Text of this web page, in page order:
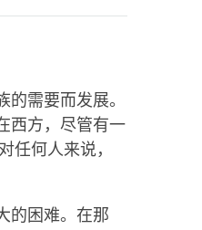
需要而发展。
西方，尽管有一
任何人来说，
的困难。在那